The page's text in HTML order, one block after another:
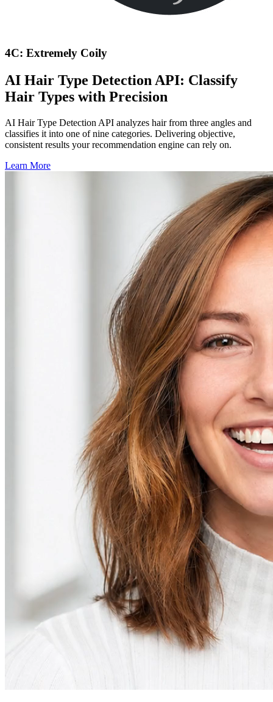
4C: Extremely Coily
AI Hair Type Detection API: Classify
Hair Types with Precision
AI Hair Type Detection API analyzes hair from three angles and
classifies it into one of nine categories. Delivering objective,
consistent results your recommendation engine can rely on.
Learn More